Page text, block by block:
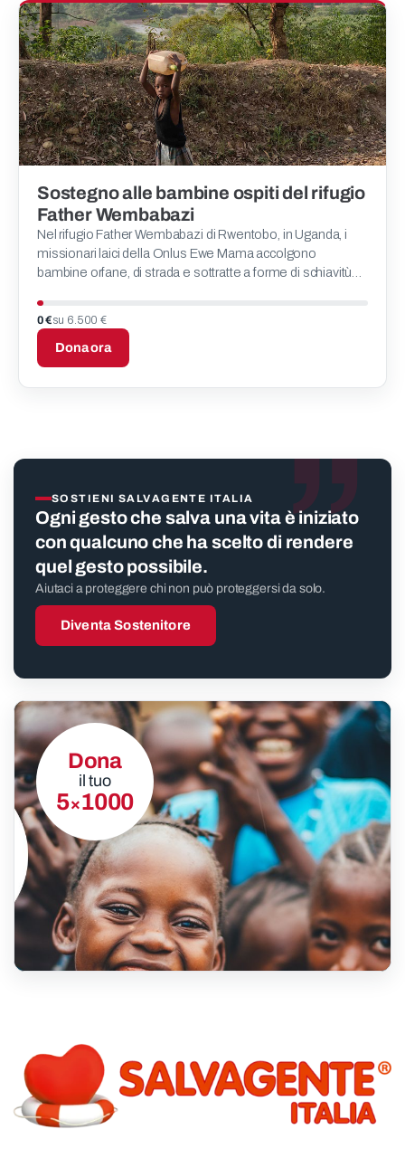
Sostegno alle bambine ospiti del rifugio
Father Wembabazi
Nel rifugio Father Wembabazi di Rwentobo, in Uganda, i
missionari laici della Onlus Ewe Mama accolgono
bambine orfane, di strada e sottratte a forme di schiavitù
0 €su 6.500 €
Dona ora
”
SOSTIENI SALVAGENTE ITALIA
Ogni gesto che salva una vita è iniziato
con qualcuno che ha scelto di rendere
quel gesto possibile.
Aiutaci a proteggere chi non può proteggersi da solo.
Diventa Sostenitore
Dona
il tuo
5×1000